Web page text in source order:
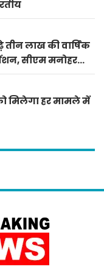
तीन लाख की वार्षिक
सीएम मनोहर
मिलेगा हर मामले में